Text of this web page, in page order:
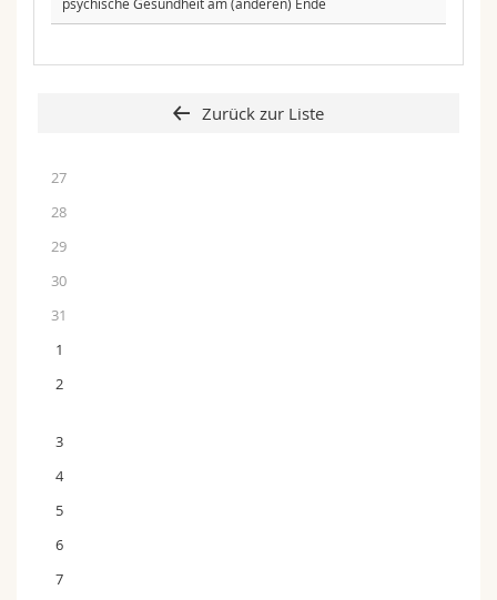
psychische Gesundheit am (anderen) Ende
Zurück zur Liste
27
28
29
30
31
1
2
3
4
5
6
7